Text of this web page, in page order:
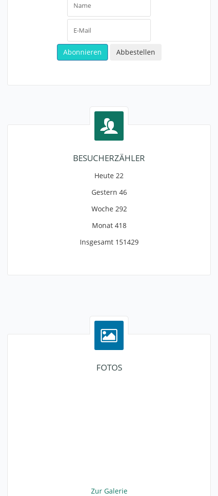
BESUCHERZÄHLER
Heute 22
Gestern 46
Woche 292
Monat 418
Insgesamt 151429
FOTOS
Zur Galerie